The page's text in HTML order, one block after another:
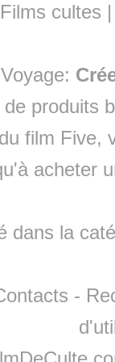
Films cultes
produits
film Five,
acheter
dans la
-